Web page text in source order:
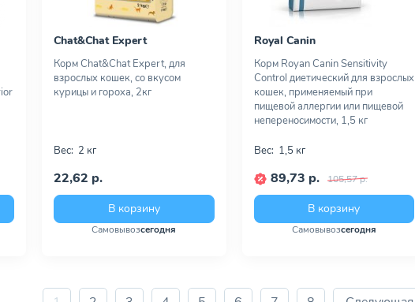
Chat&Chat Expert
Корм Chat&Chat Expert, для
взрослых кошек, со вкусом
курицы и гороха, 2кг
Вес: 2 кг
22,62 р.
В корзину
Самовывозсегодня
Royal Canin
Корм Royan Canin Sensitivity
Control диетический для взрослых
кошек, применяемый при
пищевой аллергии или пищевой
непереносимости, 1,5 кг
Вес: 1,5 кг
89,73 р. 105,57 р.
В корзину
Самовывозсегодня